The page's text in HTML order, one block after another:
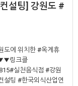
설팅] 강원도 #
도에 위치한 #옥계휴
링크클
실천음식점 #강원
설팅 #한국외식산업연